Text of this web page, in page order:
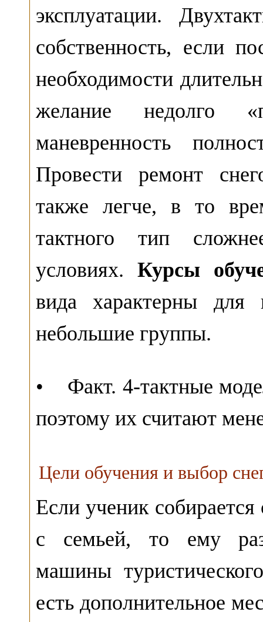
эксплуатации.
собственность, если
необходимости
желание недолго
маневренность
Провести ремонт
также легче, в то
тактного тип
условиях.Курсы
вида характерны для
небольшие группы.
• Факт. 4-тактные
поэтому их считают
Цели обучения и выбор
Если ученик
с семьей, то ему
машины
есть дополнительное